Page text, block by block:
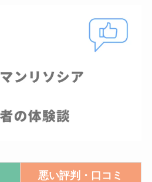
悪い評判・口コミ